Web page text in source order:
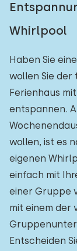
Whirlpool
Haben Sie
wollen Sie der
Ferienhaus
entspannen.
wollen, ist es
eigenen
einfach mit
einer Gruppe
mit einem der
Entscheiden